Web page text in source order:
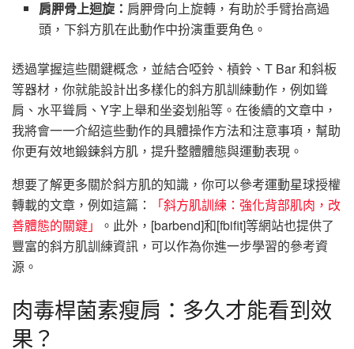
肩胛骨上迴旋： 肩胛骨向上旋轉，有助於手臂抬高過
頭，下斜方肌在此動作中扮演重要角色。
透過掌握這些關鍵概念，並結合啞鈴、槓鈴、T Bar 和斜板
等器材，你就能設計出多樣化的斜方肌訓練動作，例如聳
肩、水平聳肩、Y字上舉和坐姿划船等。在後續的文章中，
我將會一一介紹這些動作的具體操作方法和注意事項，幫助
你更有效地鍛鍊斜方肌，提升整體體態與運動表現。
想要了解更多關於斜方肌的知識，你可以參考運動星球授權
轉載的文章，例如這篇：
「斜方肌訓練：強化背部肌肉，改
善體態的關鍵」
。此外，[barbend]和[fbifit]等網站也提供了
豐富的斜方肌訓練資訊，可以作為你進一步學習的參考資
源。
肉毒桿菌素瘦肩：多久才能看到效
果？